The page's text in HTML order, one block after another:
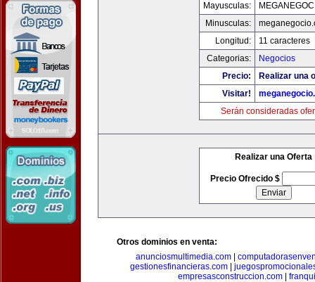
Mayusculas:
Minusculas:
Longitud:
11 caracteres
Categorias:
Negocios
Precio:
Realizar una
Visitar!
Serán consideradas
Realizar una Oferta
Precio Ofrecido $
Otros dominios en venta:
anunciosmultimedia.com
gestionesfinancieras.com
empresasconstruccion.com|